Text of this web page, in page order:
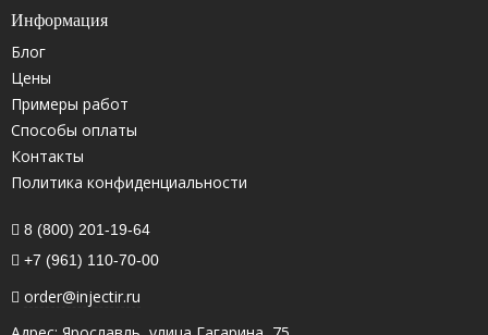
Информация
Блог
Цены
Примеры работ
Способы оплаты
Контакты
Политика конфиденциальности
8 (800) 201-19-64
+7 (961) 110-70-00
order@injectir.ru